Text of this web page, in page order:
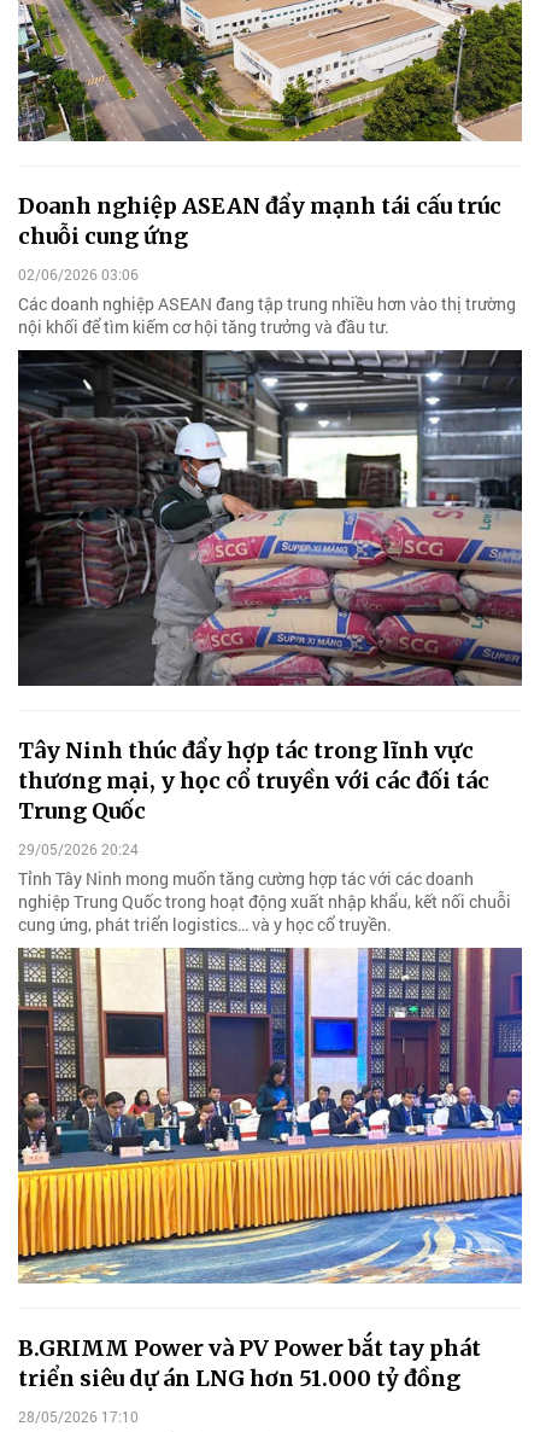
Doanh nghiệp ASEAN đẩy mạnh tái cấu trúc
chuỗi cung ứng
02/06/2026 03:06
Các doanh nghiệp ASEAN đang tập trung nhiều hơn vào thị trường
nội khối để tìm kiếm cơ hội tăng trưởng và đầu tư.
Tây Ninh thúc đẩy hợp tác trong lĩnh vực
thương mại, y học cổ truyền với các đối tác
Trung Quốc
29/05/2026 20:24
Tỉnh Tây Ninh mong muốn tăng cường hợp tác với các doanh
nghiệp Trung Quốc trong hoạt động xuất nhập khẩu, kết nối chuỗi
cung ứng, phát triển logistics… và y học cổ truyền.
B.GRIMM Power và PV Power bắt tay phát
triển siêu dự án LNG hơn 51.000 tỷ đồng
28/05/2026 17:10